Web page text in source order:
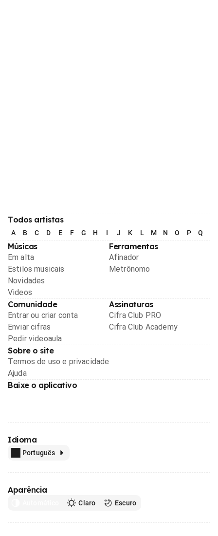
Todos artistas
A B C D E F G H I J K L M N O P Q
Músicas
Em alta
Estilos musicais
Novidades
Videos
Ferramentas
Afinador
Metrônomo
Comunidade
Entrar ou criar conta
Enviar cifras
Pedir videoaula
Assinaturas
Cifra Club PRO
Cifra Club Academy
Sobre o site
Termos de uso e privacidade
Ajuda
Baixe o aplicativo
Idioma
Português
Aparência
Claro Escuro